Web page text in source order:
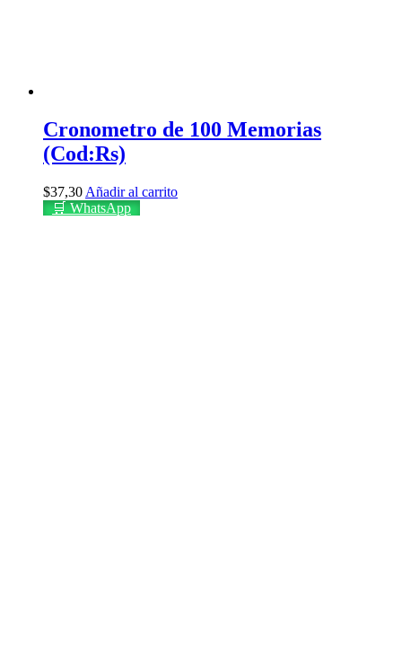
Cronometro de 100 Memorias
(Cod:Rs)
$37,30 Añadir al carrito
🛒 WhatsApp